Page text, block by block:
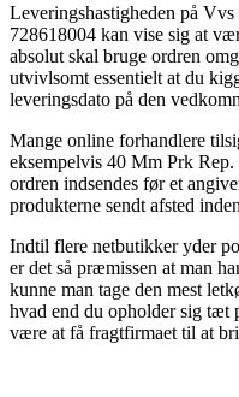
Leveringshastigheden på
728618004 kan vise sig at
absolut skal bruge ordren
utvivlsomt essentielt at du
leveringsdato på den
Mange online forhandlere
eksempelvis 40 Mm Prk
ordren indsendes før et
produkterne sendt afsted
Indtil flere netbutikker yder
er det så præmissen at man
kunne man tage den mest
hvad end du opholder sig tæt
være at få fragtfirmaet til at